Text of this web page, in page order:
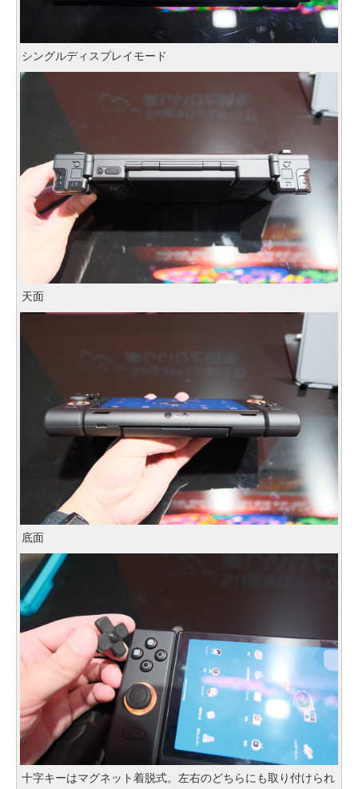
シングルディスプレイモード
天面
底面
十字キーはマグネット着脱式。左右のどちらにも取り付けられ